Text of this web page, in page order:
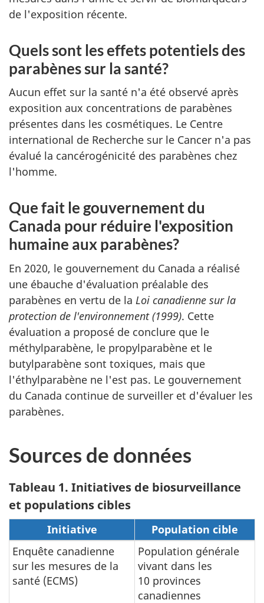
de l'exposition récente.
Quels sont les effets potentiels des
parabènes sur la santé?
Aucun effet sur la santé n'a été observé après
exposition aux concentrations de parabènes
présentes dans les cosmétiques. Le Centre
international de Recherche sur le Cancer n'a pas
évalué la cancérogénicité des parabènes chez
l'homme.
Que fait le gouvernement du
Canada pour réduire l'exposition
humaine aux parabènes?
En 2020, le gouvernement du Canada a réalisé
une ébauche d'évaluation préalable des
parabènes en vertu de la Loi canadienne sur la
protection de l'environnement (1999). Cette
évaluation a proposé de conclure que le
méthylparabène, le propylparabène et le
butylparabène sont toxiques, mais que
l'éthylparabène ne l'est pas. Le gouvernement
du Canada continue de surveiller et d'évaluer les
parabènes.
Sources de données
Tableau 1. Initiatives de biosurveillance
et populations cibles
Initiative
Population cible
Enquête canadienne
sur les mesures de la
santé (ECMS)
Population générale
vivant dans les
10 provinces
canadiennes